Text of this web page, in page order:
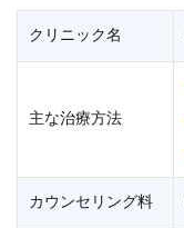
クリニック名
主な治療方法
カウンセリング料